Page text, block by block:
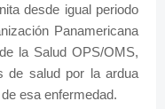
desde igual periodo
Panamericana
la Salud OPS/OMS,
de salud por la ardua
esa enfermedad.